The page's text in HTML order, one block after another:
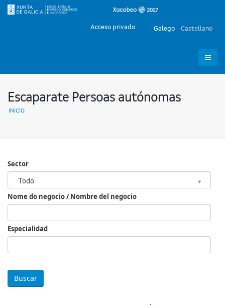
Galego Castellano
Acceso privado
Escaparate Persoas autónomas
INICIO
Sector
Todo
Sector
Nome do negocio / Nombre del negocio
Especialidad